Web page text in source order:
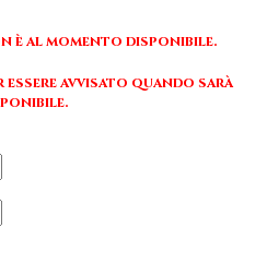
al momento disponibile.
avvisato quando sarà